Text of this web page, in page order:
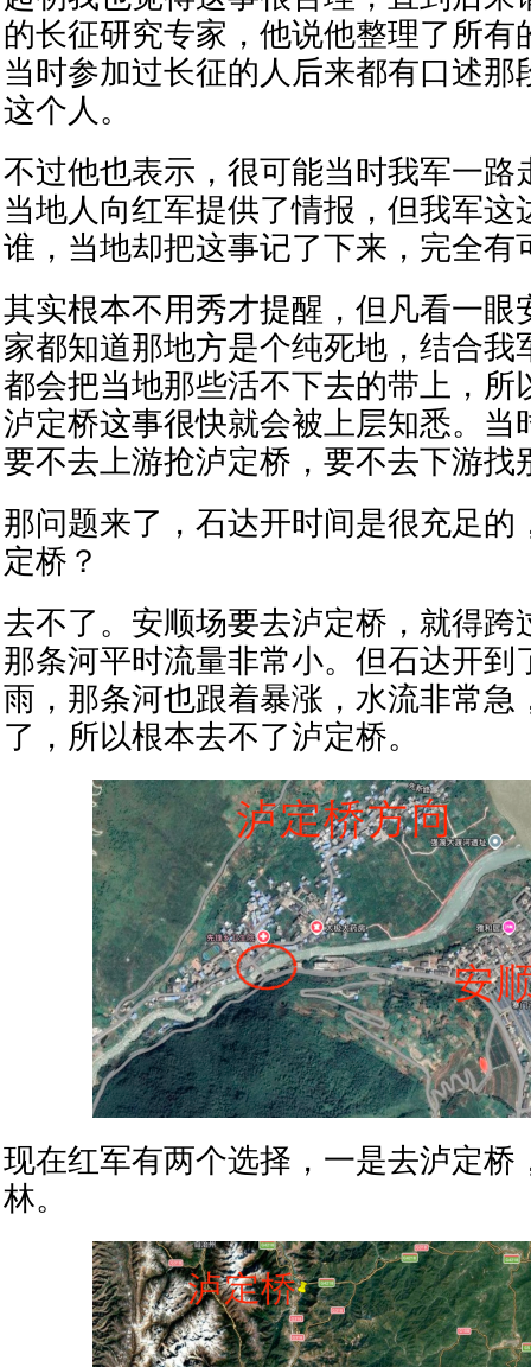
的长征研究专家，他说他整理了所有
当时参加过长征的人后来都有口述那
这个人。
不过他也表示，很可能当时我军一路
当地人向红军提供了情报，但我军这
谁，当地却把这事记了下来，完全有
其实根本不用秀才提醒，但凡看一眼
家都知道那地方是个纯死地，结合我
都会把当地那些活不下去的带上，所
泸定桥这事很快就会被上层知悉。当
要不去上游抢泸定桥，要不去下游找
那问题来了，石达开时间是很充足的
定桥？
去不了。安顺场要去泸定桥，就得跨
那条河平时流量非常小。但石达开到
雨，那条河也跟着暴涨，水流非常急
了，所以根本去不了泸定桥。
现在红军有两个选择，一是去泸定桥
林。